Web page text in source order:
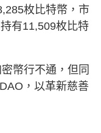
枚比特幣，市
有11,509枚比特
幣行不通，但同
，以革新慈善